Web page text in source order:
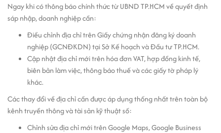
Ngay khi có thông báo chính thức từ UBND TP.HCM về quyết định
sáp nhập, doanh nghiệp cần:
Điều chỉnh địa chỉ trên Giấy chứng nhận đăng ký doanh
nghiệp (GCNĐKDN) tại Sở Kế hoạch và Đầu tư TP.HCM.
Cập nhật địa chỉ mới trên hóa đơn VAT, hợp đồng kinh tế,
biên bản làm việc, thông báo thuế và các giấy tờ pháp lý
khác.
Các thay đổi về địa chỉ cần được áp dụng thống nhất trên toàn bộ
kênh truyền thông và tài sản kỹ thuật số:
Chỉnh sửa địa chỉ mới trên Google Maps, Google Business